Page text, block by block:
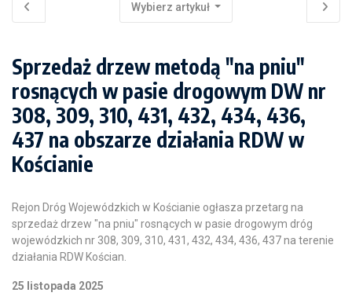
Wybierz artykuł
Sprzedaż drzew metodą "na pniu"
rosnących w pasie drogowym DW nr
308, 309, 310, 431, 432, 434, 436,
437 na obszarze działania RDW w
Kościanie
Rejon Dróg Wojewódzkich w Kościanie ogłasza przetarg na
sprzedaż drzew "na pniu" rosnących w pasie drogowym dróg
wojewódzkich nr 308, 309, 310, 431, 432, 434, 436, 437 na terenie
działania RDW Kościan.
25 listopada 2025